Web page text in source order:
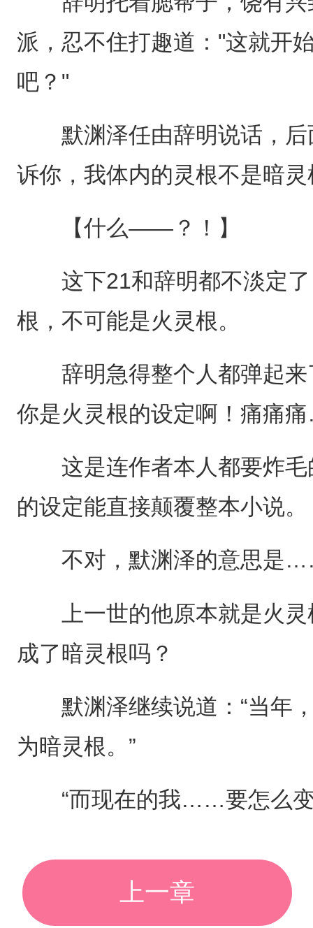
派，忍不住打趣道："这就开
吧？"
默渊泽任由辞明说话，后
诉你，我体内的灵根不是暗灵
【什么——？！】
这下21和辞明都不淡定了
根，不可能是火灵根。
辞明急得整个人都弹起来
你是火灵根的设定啊！痛痛
这是连作者本人都要炸毛
的设定能直接颠覆整本小说。
不对，默渊泽的意思是
上一世的他原本就是火灵
成了暗灵根吗？
默渊泽继续说道：“当年，
为暗灵根。”
“而现在的我……要怎么变
上一章